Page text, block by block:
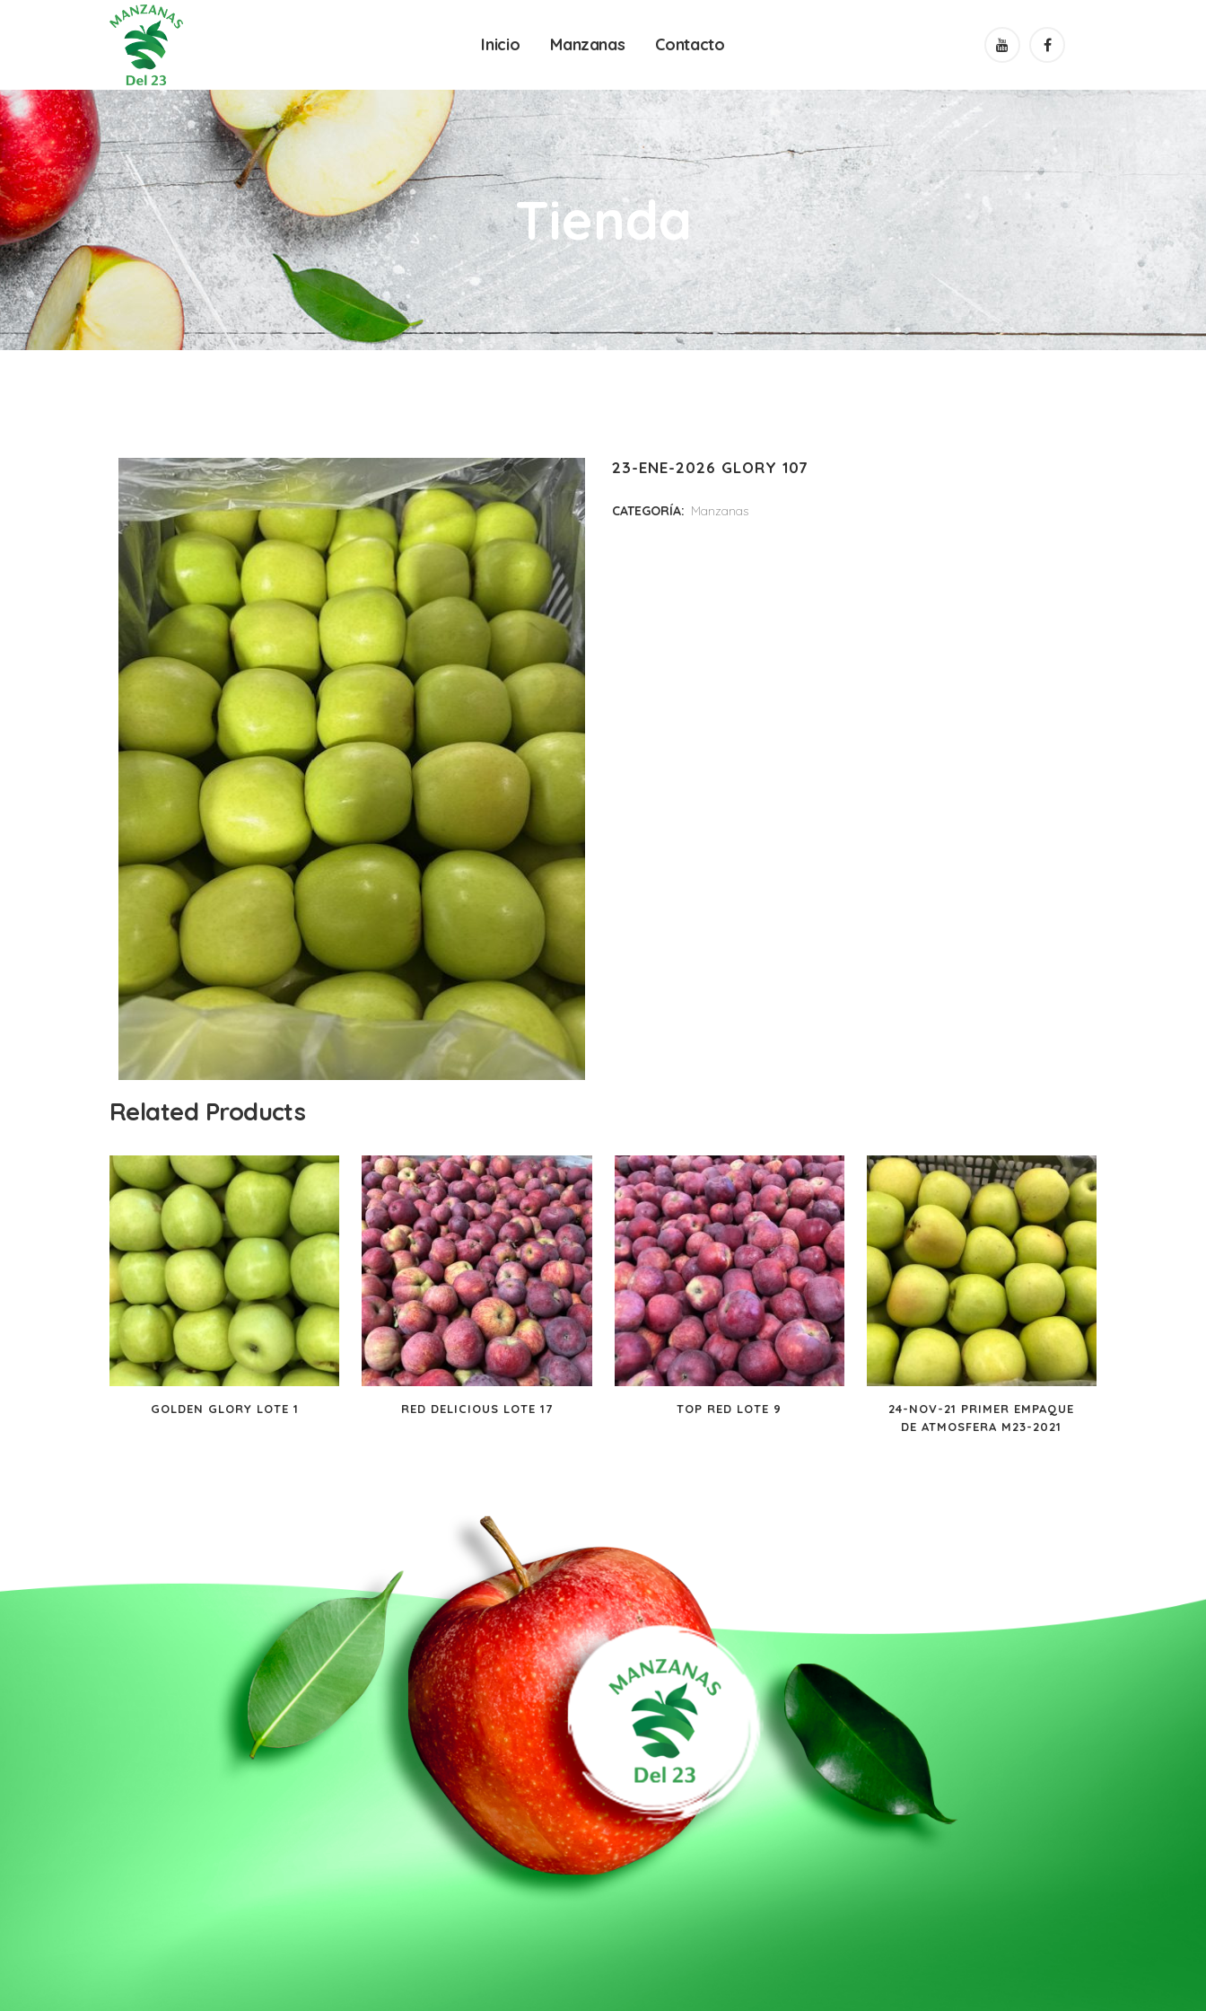
Inicio Manzanas Contacto
Tienda
23-ENE-2026 GLORY 107
CATEGORÍA: Manzanas
Related Products
GOLDEN GLORY LOTE 1 RED DELICIOUS LOTE 17 TOP RED LOTE 9
24-NOV-21 PRIMER EMPAQUE
DE ATMOSFERA M23-2021